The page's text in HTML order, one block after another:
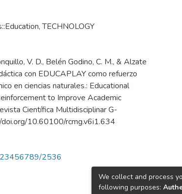
,TECHNOLOGY
V. D., Belén Godino, C. M., & Alzate
con EDUCAPLAY como refuerzo
en ciencias naturales.: Educational
to Improve Academic
Científica Multidisciplinar G-
10.60100/rcmg.v6i1.634
2536
We collect and process
following purposes: